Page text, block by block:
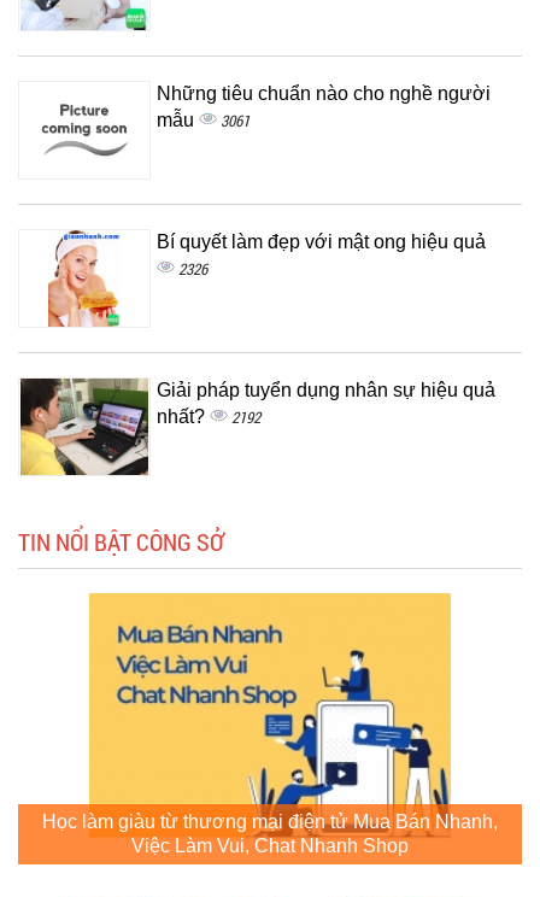
Những tiêu chuẩn nào cho nghề người
mẫu
3061
Bí quyết làm đẹp với mật ong hiệu quả
2326
Giải pháp tuyển dụng nhân sự hiệu quả
nhất?
2192
TIN NỔI BẬT CÔNG SỞ
Học làm giàu từ thương mại điện tử Mua Bán Nhanh,
Việc Làm Vui, Chat Nhanh Shop